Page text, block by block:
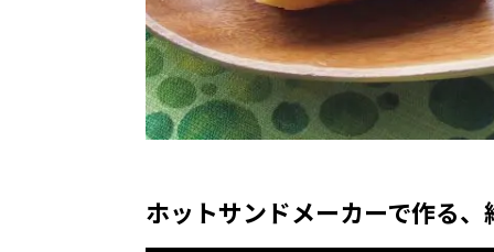
ホットサンドメーカーで作る